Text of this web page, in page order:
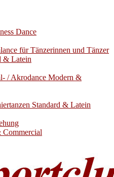
Dance
für Tänzerinnen und Tänzer
& Latein
/ Akrodance Modern &
Standard & Latein
Commercial